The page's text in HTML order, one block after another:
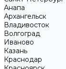
Анапа
Архангельск
Владивосток
Волгоград
Иваново
Казань
Краснодар